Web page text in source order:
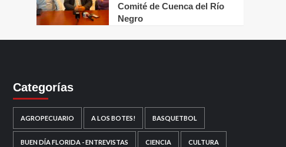
Comité de Cuenca del Río
Negro
Categorías
AGROPECUARIO A LOS BOTES! BASQUETBOL
BUEN DÍA FLORIDA - ENTREVISTAS CIENCIA CULTURA